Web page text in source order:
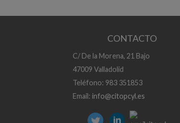
CONTACTO
C/ De la Morena, 21 Bajo
47009 Valladolid
Teléfono: 983 351853
Email: info@citopcyl.es